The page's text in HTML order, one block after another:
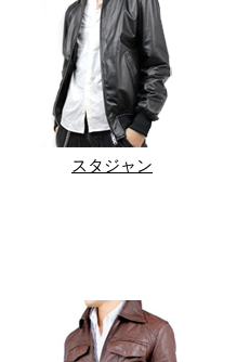
スタジャン